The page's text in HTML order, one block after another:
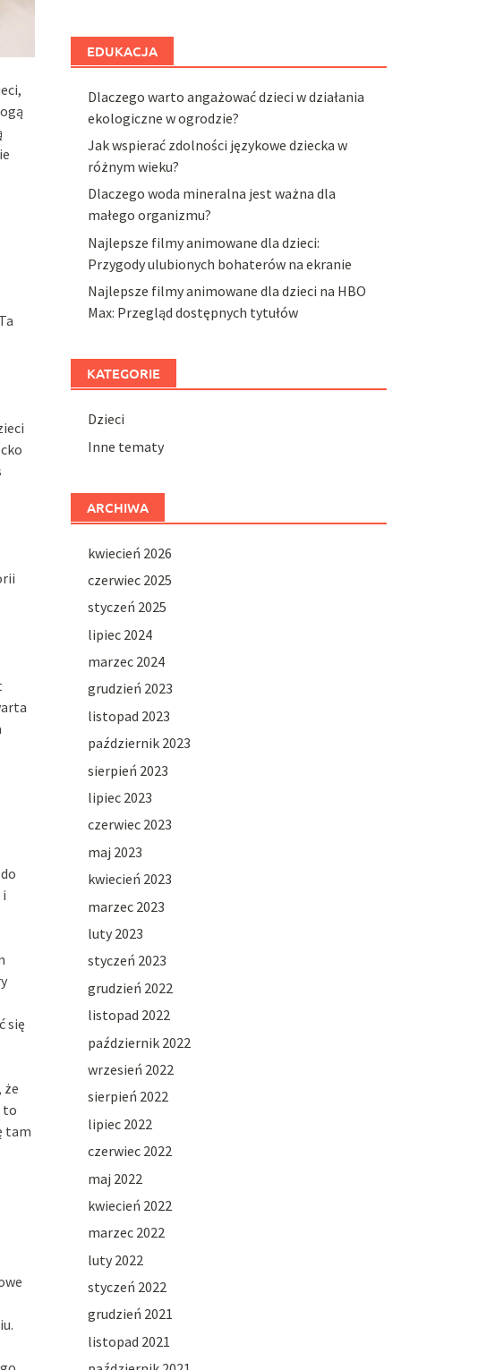
i
się
że
to
tam
EDUKACJA
Dlaczego warto angażować dzieci w działania
ekologiczne w ogrodzie?
Jak wspierać zdolności językowe dziecka w
różnym wieku?
Dlaczego woda mineralna jest ważna dla
małego organizmu?
Najlepsze filmy animowane dla dzieci:
Przygody ulubionych bohaterów na ekranie
Najlepsze filmy animowane dla dzieci na HBO
Max: Przegląd dostępnych tytułów
KATEGORIE
Dzieci
Inne tematy
ARCHIWA
kwiecień 2026
czerwiec 2025
styczeń 2025
lipiec 2024
marzec 2024
grudzień 2023
listopad 2023
październik 2023
sierpień 2023
lipiec 2023
czerwiec 2023
maj 2023
kwiecień 2023
marzec 2023
luty 2023
styczeń 2023
grudzień 2022
listopad 2022
październik 2022
wrzesień 2022
sierpień 2022
lipiec 2022
czerwiec 2022
maj 2022
kwiecień 2022
marzec 2022
luty 2022
styczeń 2022
grudzień 2021
listopad 2021